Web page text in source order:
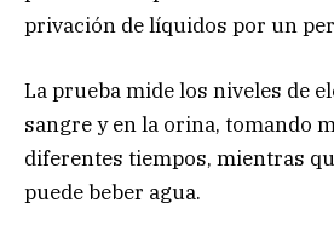
privación de líquidos por un
La prueba mide los niveles de
sangre y en la orina, tomando
diferentes tiempos, mientras
puede beber agua.